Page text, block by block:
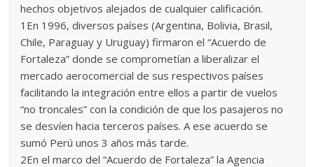
hechos objetivos alejados de cualquier calificación.
1En 1996, diversos países (Argentina, Bolivia, Brasil,
Chile, Paraguay y Uruguay) firmaron el “Acuerdo de
Fortaleza” donde se comprometían a liberalizar el
mercado aerocomercial de sus respectivos países
facilitando la integración entre ellos a partir de vuelos
“no troncales” con la condición de que los pasajeros no
se desvíen hacia terceros países. A ese acuerdo se
sumó Perú unos 3 años más tarde.
2En el marco del “Acuerdo de Fortaleza” la Agencia